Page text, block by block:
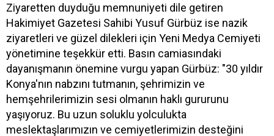
Ziyaretten duyduğu memnuniyeti dile getiren
Hakimiyet Gazetesi Sahibi Yusuf Gürbüz ise nazik
ziyaretleri ve güzel dilekleri için Yeni Medya Cemiyeti
yönetimine teşekkür etti. Basın camiasındaki
dayanışmanın önemine vurgu yapan Gürbüz: "30 yıldır
Konya'nın nabzını tutmanın, şehrimizin ve
hemşehrilerimizin sesi olmanın haklı gururunu
yaşıyoruz. Bu uzun soluklu yolculukta
meslektaşlarımızın ve cemiyetlerimizin desteğini